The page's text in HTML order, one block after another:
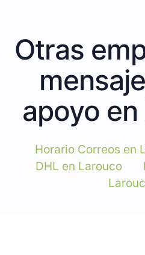
Otras
apoyo
Horario Correos en
DHL en Larouco